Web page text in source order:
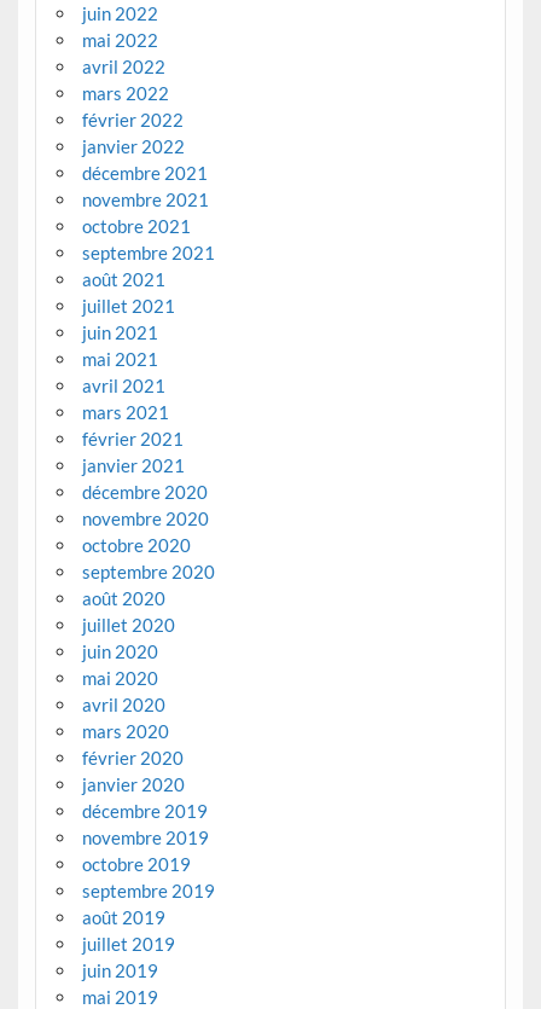
juin 2022
mai 2022
avril 2022
mars 2022
février 2022
janvier 2022
décembre 2021
novembre 2021
octobre 2021
septembre 2021
août 2021
juillet 2021
juin 2021
mai 2021
avril 2021
mars 2021
février 2021
janvier 2021
décembre 2020
novembre 2020
octobre 2020
septembre 2020
août 2020
juillet 2020
juin 2020
mai 2020
avril 2020
mars 2020
février 2020
janvier 2020
décembre 2019
novembre 2019
octobre 2019
septembre 2019
août 2019
juillet 2019
juin 2019
mai 2019